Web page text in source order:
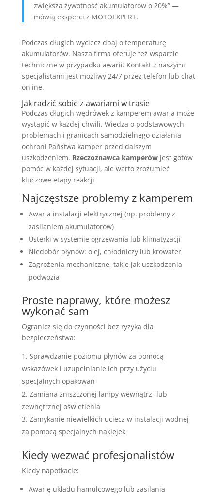
zwiększa żywotność akumulatorów o 20%” —
mówią eksperci z MOTOEXPERT.
Podczas długich wyciecz dbaj o temperaturę
akumulatorów. Nasza firma oferuje też wsparcie
techniczne w przypadku awarii. Kontakt z naszymi
specjalistami jest możliwy 24/7 przez telefon lub chat
online.
Jak radzić sobie z awariami w trasie
Podczas długich wędrówek z kamperem awaria może
wystąpić w każdej chwili. Wiedza o podstawowych
problemach i granicach samodzielnego działania
ochroni Państwa kamper przed dalszym
uszkodzeniem. Rzeczoznawca kamperówjest gotów
pomóc w każdej sytuacji, ale warto zrozumieć
kluczowe etapy reakcji.
Najczęstsze problemy z kamperem
Awaria instalacji elektrycznej (np. problemy z
zasilaniem akumulatorów)
Usterki w systemie ogrzewania lub klimatyzacji
Niedobór płynów: olej, chłodniczy lub krowater
Zagrożenia mechaniczne, takie jak uszkodzenia
podwozia
Proste naprawy, które możesz
wykonać sam
Ogranicz się do czynności bez ryzyka dla
bezpieczeństwa:
Sprawdzanie poziomu płynów za pomocą
wskazówek i uzupełnianie ich przy użyciu
specjalnych opakowań
Zamiana zniszczonej lampy wewnątrz- lub
zewnętrznej oświetlenia
Zamykanie niewielkich uciecz w instalacji wodnej
za pomocą specjalnych naklejek
Kiedy wezwać profesjonalistów
Kiedy napotkacie:
Awarię układu hamulcowego lub zasilania